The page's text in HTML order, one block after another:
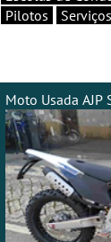
Pilotos
Serviços
Moto Usada AJP